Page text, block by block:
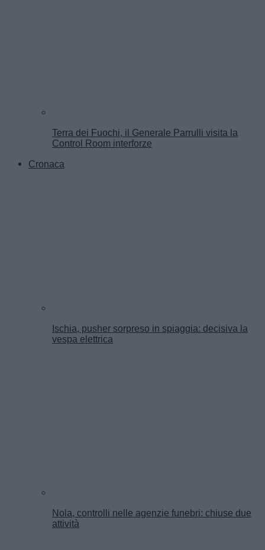
Terra dei Fuochi, il Generale Parrulli visita la
Control Room interforze
Cronaca
Ischia, pusher sorpreso in spiaggia: decisiva la
vespa elettrica
Nola, controlli nelle agenzie funebri: chiuse due
attività